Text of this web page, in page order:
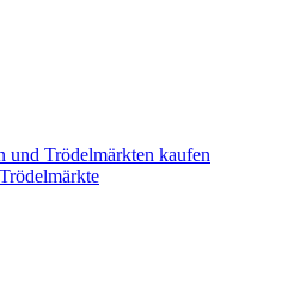
und Trödelmärkten kaufen